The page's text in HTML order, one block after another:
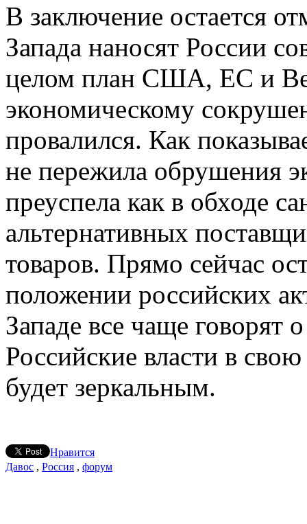
В заключение остается
Запада наносят России
целом план США, ЕС и
экономическому
провалился. Как
не пережила обрушения
преуспела как в обходе
альтернативных
товаров. Прямо сейчас
положении российских
Западе все чаще говорят
Российские власти в
будет зеркальным.
Нравится
Давос , Россия , форум